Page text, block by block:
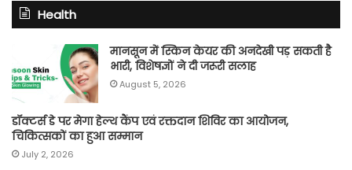
Health
मानसून में स्किन केयर की अनदेखी पड़ सकती है
भारी, विशेषज्ञों ने दी जरूरी सलाह
August 5, 2026
डॉक्टर्स डे पर मेगा हेल्थ कैंप एवं रक्तदान शिविर का आयोजन,
चिकित्सकों का हुआ सम्मान
July 2, 2026